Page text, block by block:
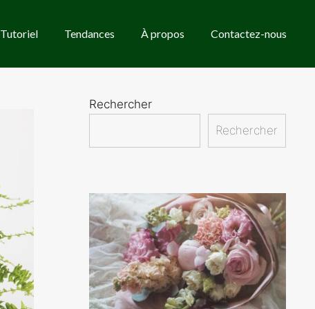
Tutoriel Tendances À propos Contactez-nous
Rechercher
Rechercher